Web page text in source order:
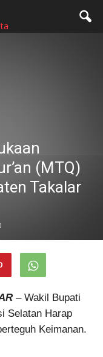
(MTQ)
Takalar
– Wakil Bupati
Selatan Harap
Keimanan.